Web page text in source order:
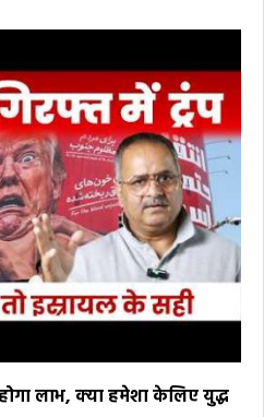
लाभ, क्या हमेशा केलिए युद्ध